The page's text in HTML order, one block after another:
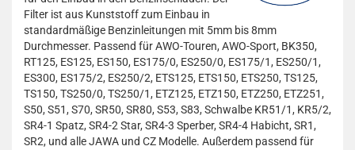
Filter ist aus Kunststoff zum Einbau in
standardmäßige Benzinleitungen mit 5mm bis 8mm
Durchmesser. Passend für AWO-Touren, AWO-Sport, BK350,
RT125, ES125, ES150, ES175/0, ES250/0, ES175/1, ES250/1,
ES300, ES175/2, ES250/2, ETS125, ETS150, ETS250, TS125,
TS150, TS250/0, TS250/1, ETZ125, ETZ150, ETZ250, ETZ251,
S50, S51, S70, SR50, SR80, S53, S83, Schwalbe KR51/1, KR5/2,
SR4-1 Spatz, SR4-2 Star, SR4-3 Sperber, SR4-4 Habicht, SR1,
SR2, und alle JAWA und CZ Modelle. Außerdem passend für